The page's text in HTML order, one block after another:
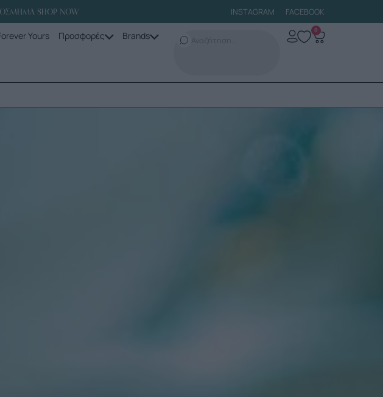
SHOP NOW INSTAGRAM FACEBOOK
Yours Προσφορές Brands 0